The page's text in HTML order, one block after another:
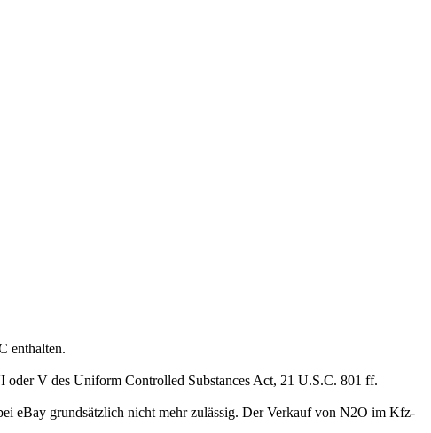
enthalten.
oder V des Uniform Controlled Substances Act, 21 U.S.C. 801 ff.
eBay grundsätzlich nicht mehr zulässig. Der Verkauf von N2O im Kfz-